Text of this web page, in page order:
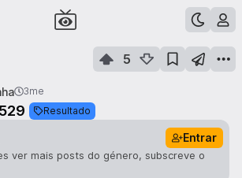
5
3me
Resultado
Entrar
ver mais posts do género, subscreve o